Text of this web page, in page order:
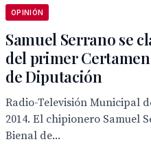
OPINIÓN
Samuel Serrano se
del primer
de Diputación
Radio-Televisión Municipal
2014. El chipionero Samuel
Bienal de...